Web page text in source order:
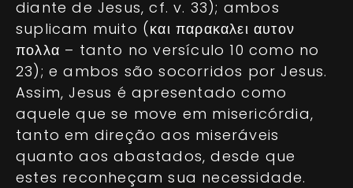
diante de Jesus, cf. v. 33); ambos
suplicam muito (και παρακαλει αυτον
πολλα – tanto no versículo 10 como no
23); e ambos são socorridos por Jesus.
Assim, Jesus é apresentado como
aquele que se move em misericórdia,
tanto em direção aos miseráveis
quanto aos abastados, desde que
estes reconheçam sua necessidade.